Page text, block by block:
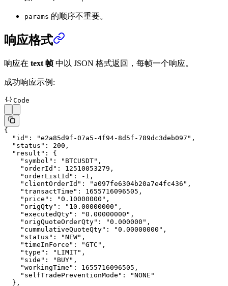
params 的顺序不重要。
响应格式
响应在 text 帧中以 JSON 格式返回，每帧一个响应。
成功响应示例:
Code
{
  "id"
: "e2a85d9f-07a5-4f94-8d5f-789dc3deb097" ,
  "status"
: 200 ,
  "result"
: {
    "symbol"
: "BTCUSDT" ,
    "orderId"
: 12510053279 ,
    "orderListId"
: -1 ,
    "clientOrderId"
: "a097fe6304b20a7e4fc436" ,
    "transactTime"
: 1655716096505 ,
    "price"
: "0.10000000" ,
    "origQty"
: "10.00000000" ,
    "executedQty"
: "0.00000000" ,
    "origQuoteOrderQty"
: "0.000000" ,
    "cummulativeQuoteQty"
: "0.00000000" ,
    "status"
: "NEW" ,
    "timeInForce"
: "GTC" ,
    "type"
: "LIMIT" ,
    "side"
: "BUY" ,
    "workingTime"
: 1655716096505 ,
    "selfTradePreventionMode"
:
"NONE"
  },